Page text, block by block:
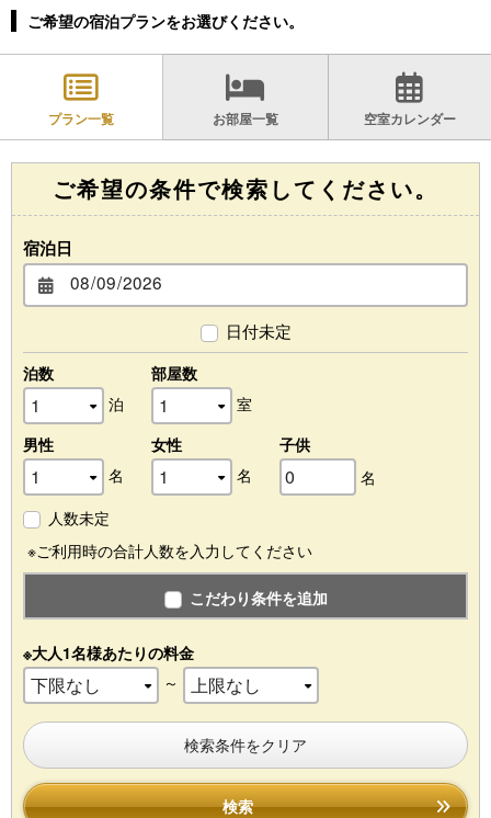
ご希望の宿泊プランをお選びください。
プラン一覧 お部屋一覧 空室カレンダー
ご希望の条件で検索してください。
宿泊日
日付未定
泊数
泊
部屋数
室
男性
名
女性
名
子供
名
人数未定
※ご利用時の合計人数を入力してください
こだわり条件を追加
※大人1名様あたりの料金
～
検索条件をクリア
検索